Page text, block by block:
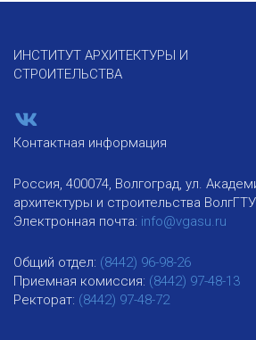
ИНСТИТУТ АРХИТЕКТУРЫ И
СТРОИТЕЛЬСТВА
Контактная информация
Россия, 400074, Волгоград, ул.
архитектуры и строительства ВолгГТУ
Электронная почта: info@vgasu.ru
Общий отдел: (8442) 96-98-26
Приемная комиссия: (8442) 97-48-13
Ректорат: (8442) 97-48-72